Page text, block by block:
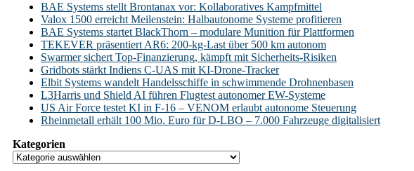
BAE Systems stellt Brontanax vor: Kollaboratives Kampfmittel
Valox 1500 erreicht Meilenstein: Halbautonome Systeme profitieren
BAE Systems startet BlackThorn – modulare Munition für Plattformen
TEKEVER präsentiert AR6: 200-kg-Last über 500 km autonom
Swarmer sichert Top-Finanzierung, kämpft mit Sicherheits-Risiken
Gridbots stärkt Indiens C-UAS mit KI-Drone-Tracker
Elbit Systems wandelt Handelsschiffe in schwimmende Drohnenbasen
L3Harris und Shield AI führen Flugtest autonomer EW-Systeme
US Air Force testet KI in F-16 – VENOM erlaubt autonome Steuerung
Rheinmetall erhält 100 Mio. Euro für D-LBO – 7.000 Fahrzeuge digitalisiert
Kategorien